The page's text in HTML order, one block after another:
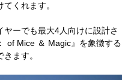
くれます。
ーでも最大4人向けに設計さ
of Mice ＆ Magic』を象徴する
ます。